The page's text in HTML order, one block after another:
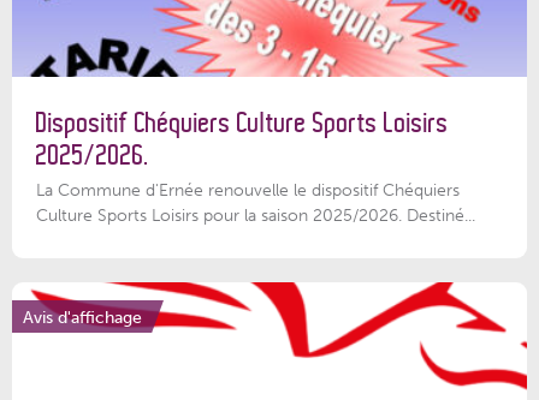
Dispositif Chéquiers Culture Sports Loisirs
2025/2026.
La Commune d'Ernée renouvelle le dispositif Chéquiers
Culture Sports Loisirs pour la saison 2025/2026. Destiné...
Avis d'affichage